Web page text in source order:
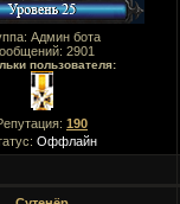
Админ бота
2901
пользователя:
190
Оффлайн